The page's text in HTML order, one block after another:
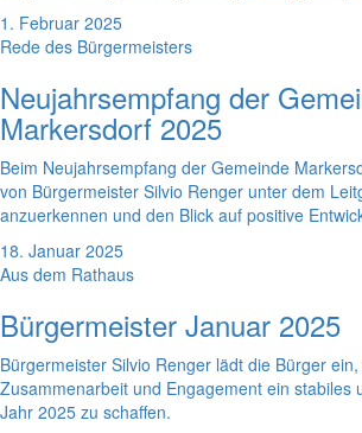
1. Februar 2025
Rede des Bürgermeisters
Neujahrsempfang der
Markersdorf 2025
Beim Neujahrsempfang der Gemeinde
von Bürgermeister Silvio Renger unter dem
anzuerkennen und den Blick auf positive
18. Januar 2025
Aus dem Rathaus
Bürgermeister Januar 2025
Bürgermeister Silvio Renger lädt die Bürger
Zusammenarbeit und Engagement ein stabiles
Jahr 2025 zu schaffen.